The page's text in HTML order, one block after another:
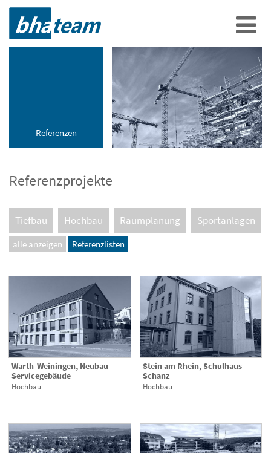
Referenzen
Referenzprojekte
Tiefbau Hochbau Raumplanung Sportanlagen
alle anzeigen Referenzlisten
Warth-Weiningen, Neubau
Servicegebäude
Hochbau
Stein am Rhein, Schulhaus
Schanz
Hochbau